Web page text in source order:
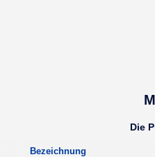
Die
Bezeichnung